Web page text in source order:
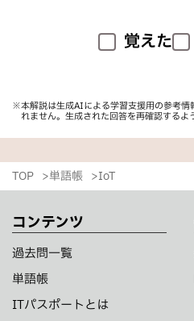
覚えた
※本解説は生成AIによる学習支援用の参考情
れません。生成された回答を再確認するよ
TOP 単語帳 IoT
コンテンツ
過去問一覧
単語帳
ITパスポートとは